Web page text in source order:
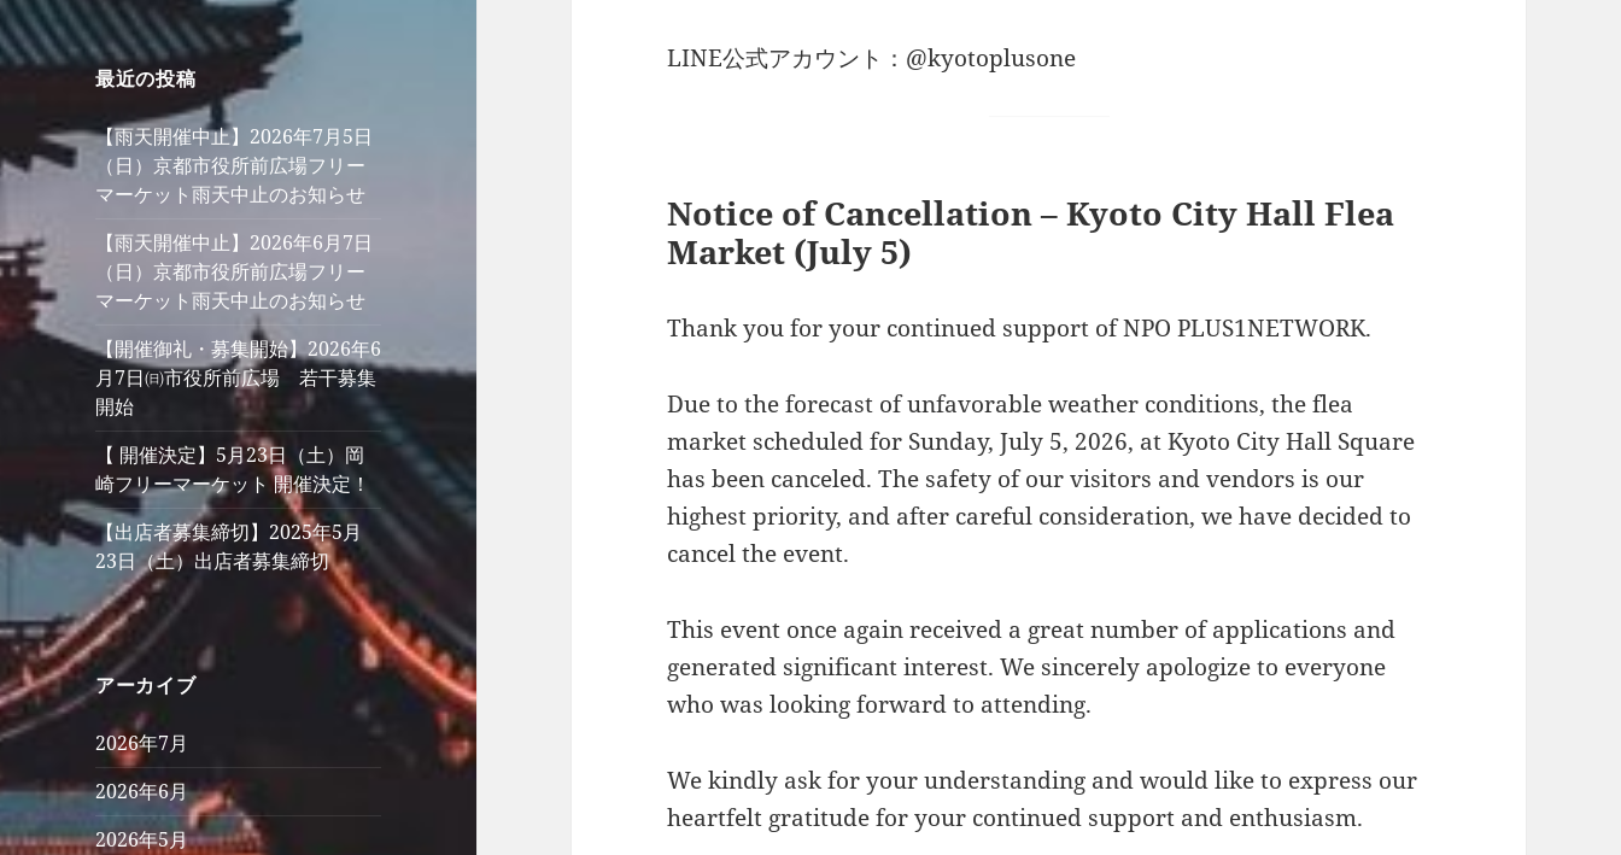
最近の投稿
【雨天開催中止】2026年7月5日
（日）京都市役所前広場フリー
マーケット雨天中止のお知らせ
【雨天開催中止】2026年6月7日
（日）京都市役所前広場フリー
マーケット雨天中止のお知らせ
【開催御礼・募集開始】2026年6
月7日㈰市役所前広場 若干募集
開始
【 開催決定】5月23日（土）岡
崎フリーマーケット 開催決定！
【出店者募集締切】2025年5月
23日（土）出店者募集締切
アーカイブ
2026年7月
2026年6月
2026年5月
LINE公式アカウント：@kyotoplusone
Notice of Cancellation – Kyoto City Hall Flea
Market (July 5)
Thank you for your continued support of NPO PLUS1NETWORK.
Due to the forecast of unfavorable weather conditions, the flea
market scheduled for Sunday, July 5, 2026, at Kyoto City Hall Square
has been canceled. The safety of our visitors and vendors is our
highest priority, and after careful consideration, we have decided to
cancel the event.
This event once again received a great number of applications and
generated significant interest. We sincerely apologize to everyone
who was looking forward to attending.
We kindly ask for your understanding and would like to express our
heartfelt gratitude for your continued support and enthusiasm.